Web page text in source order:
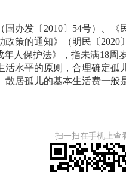
办发〔2010〕54号）、
政策的通知》（明民〔
人保护法》，指未满18
水平的原则，合理确定
居孤儿的基本生活费一
扫一扫在手机上查